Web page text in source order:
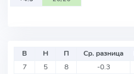
В Н П Ср. разница
7
5 8 -0.3